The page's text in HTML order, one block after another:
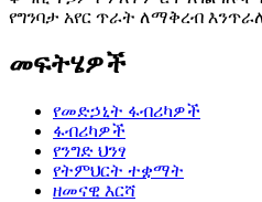
የግንባታ አየር ጥራት ለማቅረብ
መፍትሄዎች
የመድኃኒት ፋብሪካዎች
ፋብሪካዎች
የንግድ ህንፃ
የትምህርት ተቋማት
ዘመናዊ እርሻ